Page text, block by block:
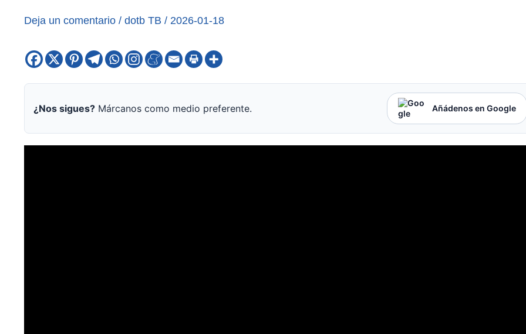
Deja un comentario / dotb TB / 2026-01-18
¿Nos sigues?Márcanos como medio preferente. Añádenos en Google